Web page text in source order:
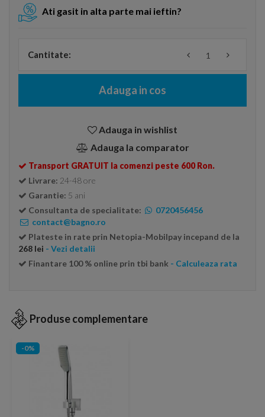
Ati gasit in alta parte mai ieftin?
Cantitate:
Adauga in cos
Adauga in wishlist
Adauga la comparator
Transport GRATUIT la comenzi peste 600 Ron.
Livrare: 24-48 ore
Garantie: 5 ani
Consultanta de specialitate:
0720456456
contact@bagno.ro
Plateste in rate prin Netopia-Mobilpay incepand de la
268 lei - Vezi detalii
Finantare 100 % online prin tbi bank - Calculeaza rata
Produse complementare
-0%